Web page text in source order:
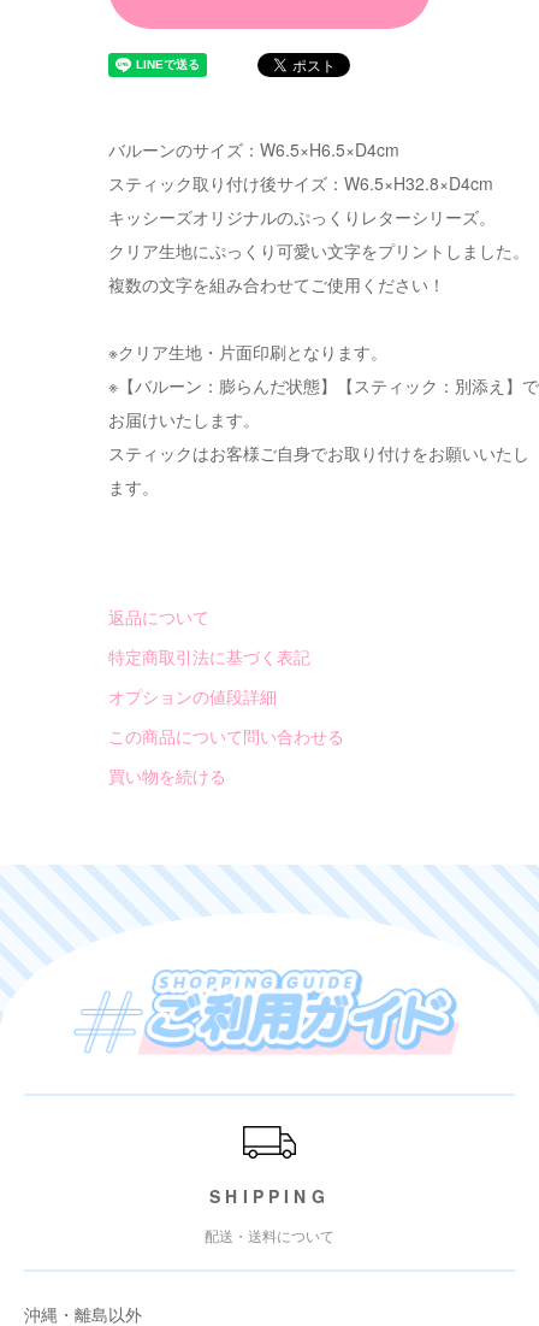
バルーンのサイズ：W6.5×H6.5×D4cm
スティック取り付け後サイズ：W6.5×H32.8×D4cm
キッシーズオリジナルのぷっくりレターシリーズ。
クリア生地にぷっくり可愛い文字をプリントしました。
複数の文字を組み合わせてご使用ください！
※クリア生地・片面印刷となります。
※【バルーン：膨らんだ状態】【スティック：別添え】で
お届けいたします。
スティックはお客様ご自身でお取り付けをお願いいたし
ます。
返品について
特定商取引法に基づく表記
オプションの値段詳細
この商品について問い合わせる
買い物を続ける
SHIPPING
配送・送料について
沖縄・離島以外